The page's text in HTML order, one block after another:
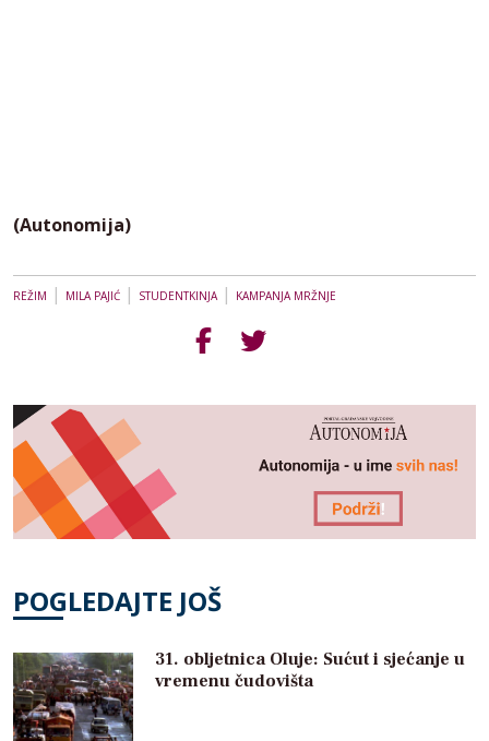
(Autonomija)
REŽIM | MILA PAJIĆ | STUDENTKINJA| KAMPANJA MRŽNJE
POGLEDAJTE JOŠ
31. obljetnica Oluje: Sućut i sjećanje u
vremenu čudovišta